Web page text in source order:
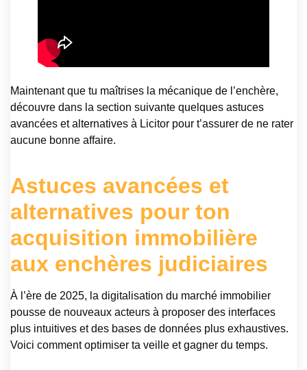
Maintenant que tu maîtrises la mécanique de l’enchère,
découvre dans la section suivante quelques astuces
avancées et alternatives à Licitor pour t’assurer de ne rater
aucune bonne affaire.
Astuces avancées et
alternatives pour ton
acquisition immobilière
aux enchères judiciaires
À l’ère de 2025, la digitalisation du marché immobilier
pousse de nouveaux acteurs à proposer des interfaces
plus intuitives et des bases de données plus exhaustives.
Voici comment optimiser ta veille et gagner du temps.